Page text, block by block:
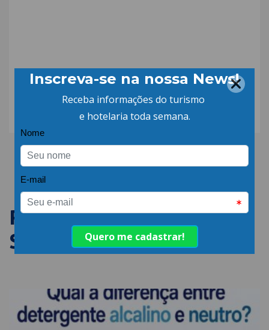
COMPARTILHE:
PUBLICAÇÕES
SEMELHANTES